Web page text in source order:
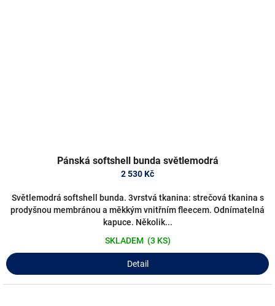
Pánská softshell bunda světlemodrá
2 530 Kč
Světlemodrá softshell bunda. 3vrstvá tkanina: strečová tkanina s
prodyšnou membránou a měkkým vnitřním fleecem. Odnímatelná
kapuce. Několik...
SKLADEM (3 KS)
Detail